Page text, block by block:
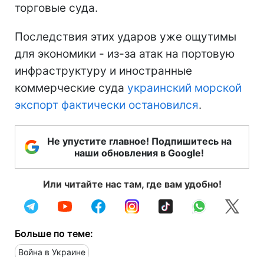
торговые суда.
Последствия этих ударов уже ощутимы
для экономики - из-за атак на портовую
инфраструктуру и иностранные
коммерческие суда украинский морской
экспорт фактически остановился.
Не упустите главное! Подпишитесь на
наши обновления в Google!
Или читайте нас там, где вам удобно!
Больше по теме:
Война в Украине